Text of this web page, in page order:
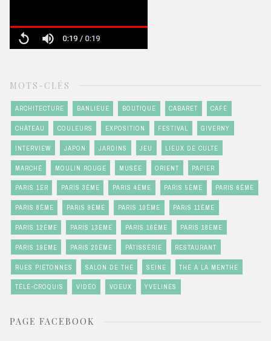
MOTS-CLÉS
ARCHITECTURE BANLIEUE BOUTIQUE CABARET CAFÉ
CHÂTEAU COULEURS EXPOSITION FESTIVAL GIVERNY
INTERVIEW JAPON JARDINS JEU LIEUX DE CULTE
MARCHÉ MOULIN ROUGE MUSÉE ORIENT PAPIER
PARIS 1ER PARIS 3ÈME PARIS 4ÈME PARIS 5ÈME PARIS 6ÈME
PARIS 8ÈME PARIS 9ÈME PARIS 10ÈME PARIS 11ÈME
PARIS 12ÈME PARIS 13ÈME PARIS 16ÈME PARIS 18ÈME
PARIS 19ÈME PARIS 20ÈME PÂTISSERIE RESTAURANT
RUES PIÉTONNES SALON DE THÉ SEINE THÉ À LA MENTHE
TÉLÉ-CROQUIS VIDÉO VOEUX YVELINES
PAGE FACEBOOK